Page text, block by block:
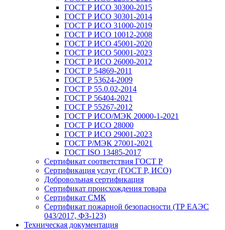
ГОСТ Р ИСО 30300-2015
ГОСТ Р ИСО 30301-2014
ГОСТ Р ИСО 31000-2019
ГОСТ Р ИСО 10012-2008
ГОСТ Р ИСО 45001-2020
ГОСТ Р ИСО 50001-2023
ГОСТ Р ИСО 26000-2012
ГОСТ Р 54869-2011
ГОСТ Р 53624-2009
ГОСТ Р 55.0.02-2014
ГОСТ Р 56404-2021
ГОСТ Р 55267-2012
ГОСТ Р ИСО/МЭК 20000-1-2021
ГОСТ Р ИСО 28000
ГОСТ Р ИСО 29001-2023
ГОСТ Р/МЭК 27001-2021
ГОСТ ISO 13485-2017
Сертификат соответствия ГОСТ Р
Сертификация услуг (ГОСТ Р, ИСО)
Добровольная сертификация
Сертификат происхождения товара
Сертификат СМК
Сертификат пожарной безопасности (ТР ЕАЭС
043/2017, ФЗ-123)
Техническая документация